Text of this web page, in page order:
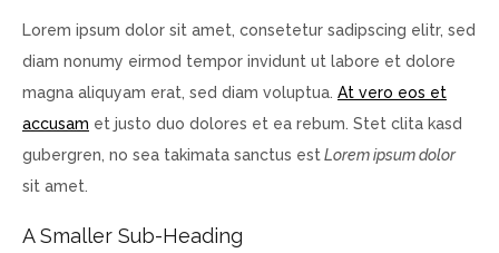
Lorem ipsum dolor sit amet, consetetur sadipscing elitr, sed
diam nonumy eirmod tempor invidunt ut labore et dolore
magna aliquyam erat, sed diam voluptua. At vero eos et
accusam et justo duo dolores et ea rebum. Stet clita kasd
gubergren, no sea takimata sanctus estLorem ipsum dolor
sit amet.
A Smaller Sub-Heading